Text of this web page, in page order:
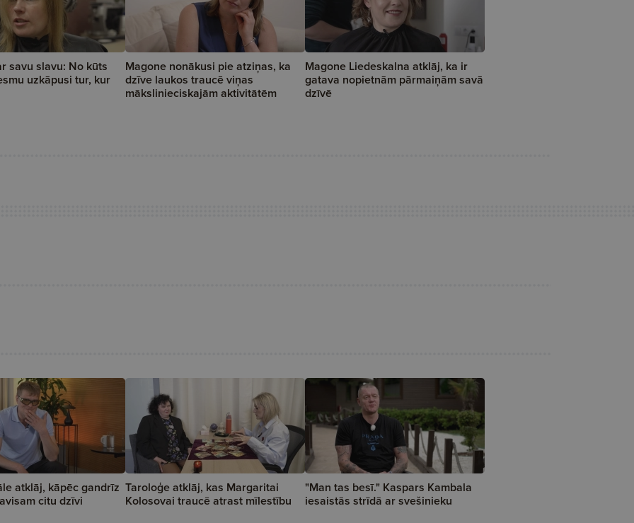
savu slavu: No kūts
uzkāpusi tur, kur
Magone nonākusi pie atziņas, ka
dzīve laukos traucē viņas
mākslinieciskajām aktivitātēm
Magone Liedeskalna atklāj, ka ir
gatava nopietnām pārmaiņām savā
dzīvē
atklāj, kāpēc gandrīz
citu dzīvi
Taroloģe atklāj, kas Margaritai
Kolosovai traucē atrast mīlestību
"Man tas besī." Kaspars Kambala
iesaistās strīdā ar svešinieku